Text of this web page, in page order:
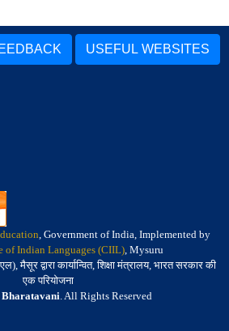
USEFUL WEBSITES
, Government of India, Implemented by
of Indian Languages (CIIL), Mysuru
मैसूर द्वारा कार्यान्वित, शिक्षा मंत्रालय, भारत सरकार की
एक परियोजना
Bharatavani. All Rights Reserved